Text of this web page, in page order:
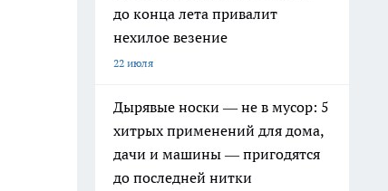
до конца лета привалит
нехилое везение
22 июля
Дырявые носки — не в мусор: 5
хитрых применений для дома,
дачи и машины — пригодятся
до последней нитки